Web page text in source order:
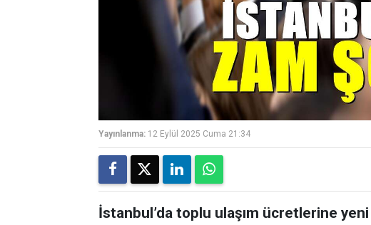
Yayınlanma: 12 Eylül 2025 Cuma 21:34
İstanbul’da toplu ulaşım ücretlerine yeni